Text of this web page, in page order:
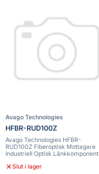
Avago Technologies
HFBR-RUD100Z
Avago Technologies HFBR-
RUD100Z Fiberoptisk Mottagare
Industriell Optisk Länkkomponent
Slut i lager